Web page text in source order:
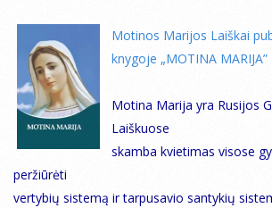
Motinos Marijos Laiškai
knygoje „MOTINA MARIJA”
Motina Marija yra Rusijos
Laiškuose
skamba kvietimas visose
peržiūrėti
vertybių sistemą ir tarpusavio santykių